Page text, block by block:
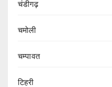
चंडीगढ़
चमोली
चम्पावत
टिहरी